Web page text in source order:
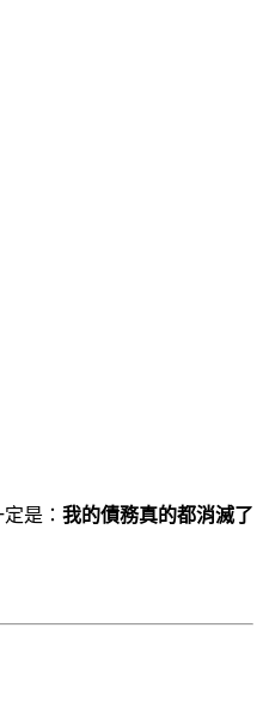
是： 我的債務真的都消滅了